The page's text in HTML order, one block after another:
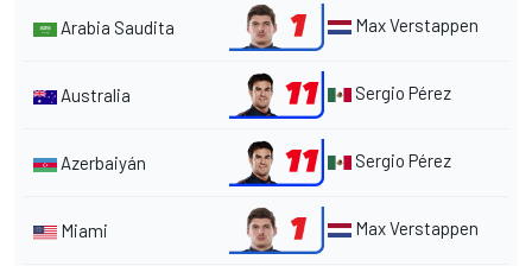
Arabia Saudita Max Verstappen
Australia Sergio Pérez
Azerbaiyán Sergio Pérez
Miami Max Verstappen